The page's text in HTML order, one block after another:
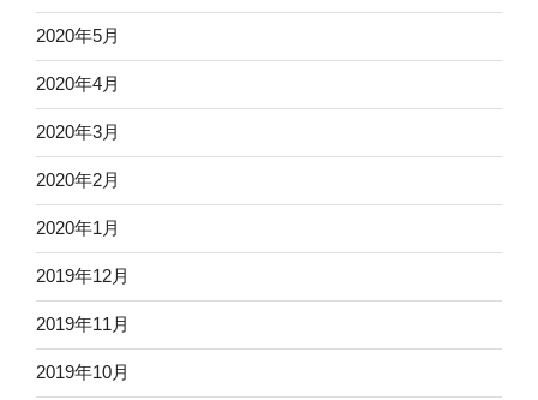
2020年5月
2020年4月
2020年3月
2020年2月
2020年1月
2019年12月
2019年11月
2019年10月